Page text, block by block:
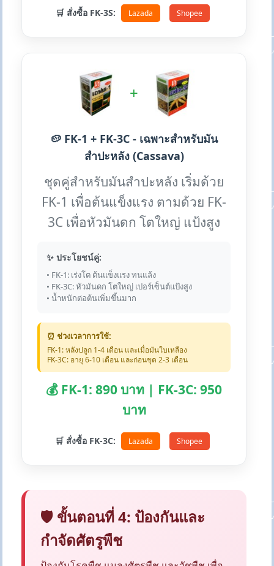
🛒 สั่งซื้อ FK-3S: Lazada Shopee
+
🥔 FK-1 + FK-3C - เฉพาะสำหรับมัน
สำปะหลัง (Cassava)
ชุดคู่สำหรับมันสำปะหลัง เริ่มด้วย
FK-1 เพื่อต้นแข็งแรง ตามด้วย FK-
3C เพื่อหัวมันดก โตใหญ่ แป้งสูง
✨ ประโยชน์คู่:
• FK-1: เร่งโต ต้นแข็งแรง ทนแล้ง
• FK-3C: หัวมันดก โตใหญ่ เปอร์เซ็นต์แป้งสูง
• น้ำหนักต่อต้นเพิ่มขึ้นมาก
⏰ ช่วงเวลาการใช้:
FK-1: หลังปลูก 1-4 เดือน และเมื่อมันใบเหลือง
FK-3C: อายุ 6-10 เดือน และก่อนขุด 2-3 เดือน
💰 FK-1: 890 บาท | FK-3C: 950
บาท
🛒 สั่งซื้อ FK-3C: Lazada Shopee
🛡️ ขั้นตอนที่ 4: ป้องกันและ
กำจัดศัตรูพืช